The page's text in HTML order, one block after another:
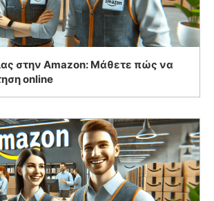
στην Amazon: Μάθετε πώς να
online